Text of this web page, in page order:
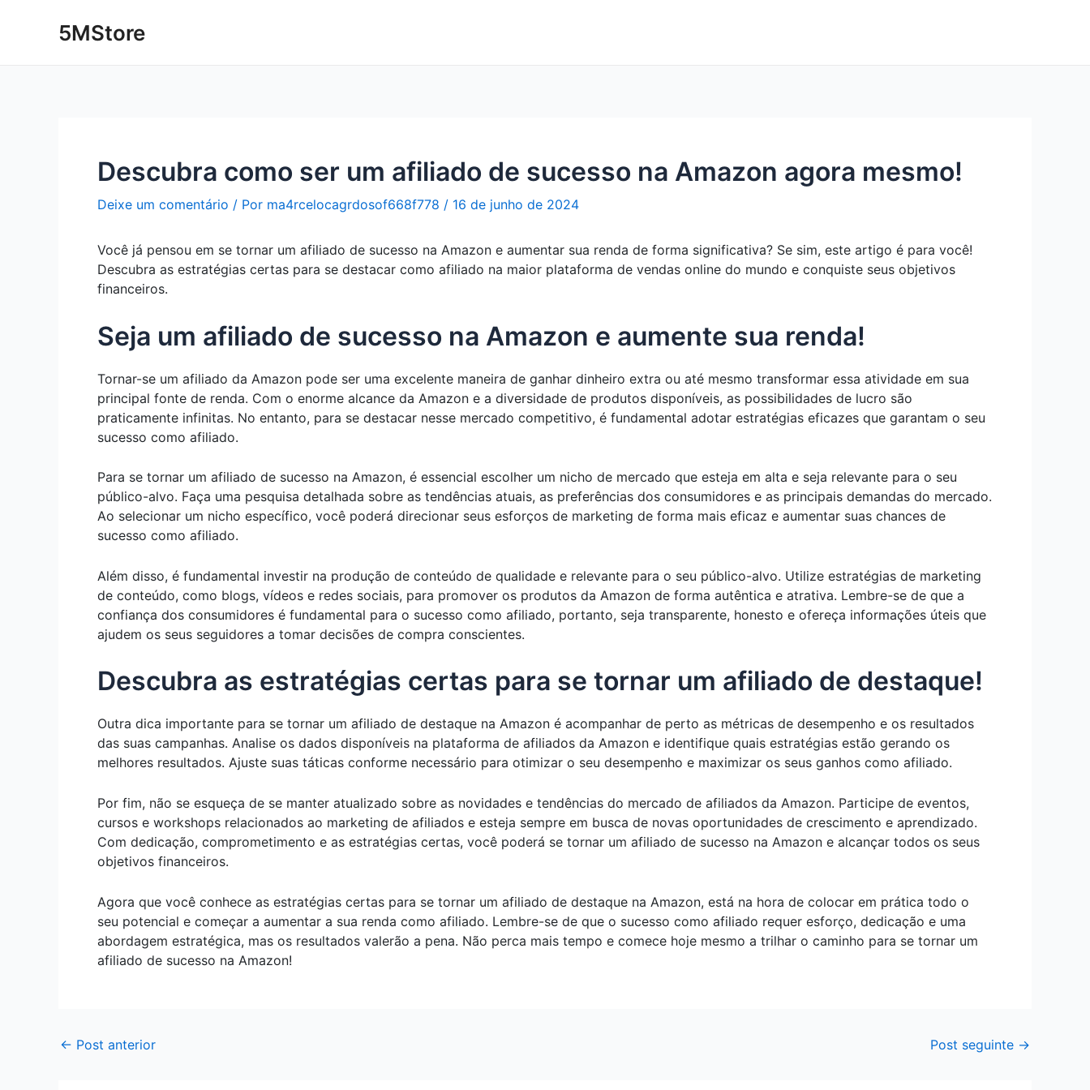
5MStore
Descubra como ser um afiliado de sucesso na Amazon agora mesmo!
Deixe um comentário / Por ma4rcelocagrdosof668f778 / 16 de junho de 2024
Você já pensou em se tornar um afiliado de sucesso na Amazon e aumentar sua renda de forma significativa? Se sim, este artigo é para você!
Descubra as estratégias certas para se destacar como afiliado na maior plataforma de vendas online do mundo e conquiste seus objetivos
financeiros.
Seja um afiliado de sucesso na Amazon e aumente sua renda!
Tornar-se um afiliado da Amazon pode ser uma excelente maneira de ganhar dinheiro extra ou até mesmo transformar essa atividade em sua
principal fonte de renda. Com o enorme alcance da Amazon e a diversidade de produtos disponíveis, as possibilidades de lucro são
praticamente infinitas. No entanto, para se destacar nesse mercado competitivo, é fundamental adotar estratégias eficazes que garantam o seu
sucesso como afiliado.
Para se tornar um afiliado de sucesso na Amazon, é essencial escolher um nicho de mercado que esteja em alta e seja relevante para o seu
público-alvo. Faça uma pesquisa detalhada sobre as tendências atuais, as preferências dos consumidores e as principais demandas do mercado.
Ao selecionar um nicho específico, você poderá direcionar seus esforços de marketing de forma mais eficaz e aumentar suas chances de
sucesso como afiliado.
Além disso, é fundamental investir na produção de conteúdo de qualidade e relevante para o seu público-alvo. Utilize estratégias de marketing
de conteúdo, como blogs, vídeos e redes sociais, para promover os produtos da Amazon de forma autêntica e atrativa. Lembre-se de que a
confiança dos consumidores é fundamental para o sucesso como afiliado, portanto, seja transparente, honesto e ofereça informações úteis que
ajudem os seus seguidores a tomar decisões de compra conscientes.
Descubra as estratégias certas para se tornar um afiliado de destaque!
Outra dica importante para se tornar um afiliado de destaque na Amazon é acompanhar de perto as métricas de desempenho e os resultados
das suas campanhas. Analise os dados disponíveis na plataforma de afiliados da Amazon e identifique quais estratégias estão gerando os
melhores resultados. Ajuste suas táticas conforme necessário para otimizar o seu desempenho e maximizar os seus ganhos como afiliado.
Por fim, não se esqueça de se manter atualizado sobre as novidades e tendências do mercado de afiliados da Amazon. Participe de eventos,
cursos e workshops relacionados ao marketing de afiliados e esteja sempre em busca de novas oportunidades de crescimento e aprendizado.
Com dedicação, comprometimento e as estratégias certas, você poderá se tornar um afiliado de sucesso na Amazon e alcançar todos os seus
objetivos financeiros.
Agora que você conhece as estratégias certas para se tornar um afiliado de destaque na Amazon, está na hora de colocar em prática todo o
seu potencial e começar a aumentar a sua renda como afiliado. Lembre-se de que o sucesso como afiliado requer esforço, dedicação e uma
abordagem estratégica, mas os resultados valerão a pena. Não perca mais tempo e comece hoje mesmo a trilhar o caminho para se tornar um
afiliado de sucesso na Amazon!
navigation
← Post anterior Post seguinte →